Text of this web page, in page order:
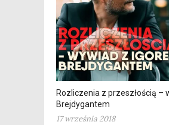
Rozliczenia z przeszłością –
Brejdygantem
17 września 2018